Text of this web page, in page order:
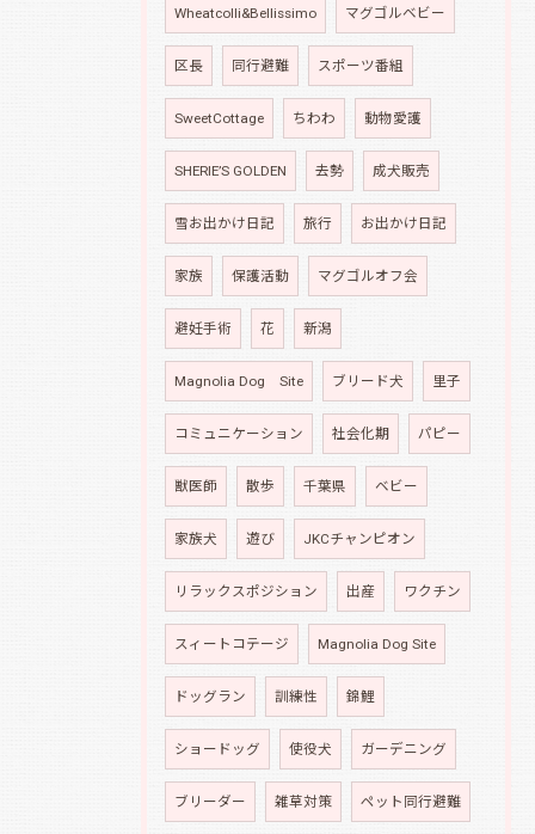
Wheatcolli&Bellissimo マグゴルベビー
区長 同行避難 スポーツ番組
SweetCottage ちわわ 動物愛護
SHERIE’S GOLDEN 去勢 成犬販売
雪お出かけ日記 旅行 お出かけ日記
家族 保護活動 マグゴルオフ会
避妊手術 花 新潟
Magnolia Dog Site ブリード犬 里子
コミュニケーション 社会化期 パピー
獣医師 散歩 千葉県 ベビー
家族犬 遊び JKCチャンピオン
リラックスポジション 出産 ワクチン
スィートコテージ Magnolia Dog Site
ドッグラン 訓練性 錦鯉
ショードッグ 使役犬 ガーデニング
ブリーダー 雑草対策 ペット同行避難